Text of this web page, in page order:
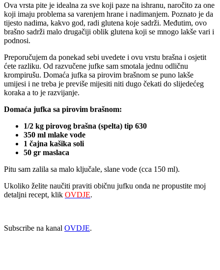
Ova vrsta pite je idealna za sve koji paze na ishranu, naročito za one
koji imaju problema sa varenjem hrane i nadimanjem. Poznato je da
tijesto nadima, kakvo god, radi glutena koje sadrži. Međutim, ovo
brašno sadrži malo drugačiji oblik glutena koji se mnogo lakše vari i
podnosi.
Preporučujem da ponekad sebi uvedete i ovu vrstu brašna i osjetit
ćete razliku. Od razvučene jufke sam smotala jednu odličnu
krompirušu. Domaća jufka sa pirovim brašnom se puno lakše
umijesi i ne treba je previše mijesiti niti dugo čekati do slijedećeg
koraka a to je razvijanje.
Domaća jufka sa pirovim brašnom:
1/2 kg pirovog brašna (spelta) tip 630
350 ml mlake vode
1 čajna kašika soli
50 gr maslaca
Pitu sam zalila sa malo ključale, slane vode (cca 150 ml).
Ukoliko želite naučiti praviti običnu jufku onda ne propustite moj
detaljni recept, klik OVDJE.
Subscribe na kanal OVDJE.